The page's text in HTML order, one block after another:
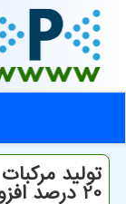
تولید
20 درصد افزوده شد